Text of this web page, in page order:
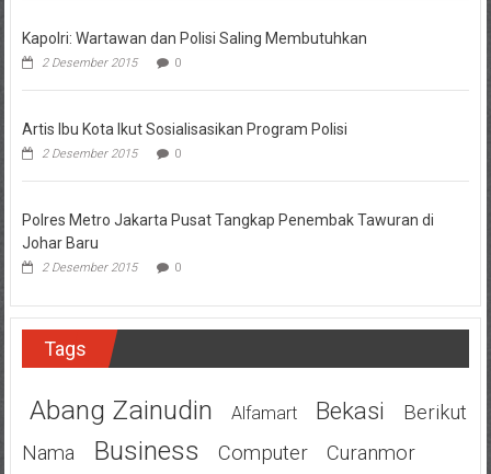
Kapolri: Wartawan dan Polisi Saling Membutuhkan
2 Desember 2015 0
Artis Ibu Kota Ikut Sosialisasikan Program Polisi
2 Desember 2015 0
Polres Metro Jakarta Pusat Tangkap Penembak Tawuran di
Johar Baru
2 Desember 2015 0
Tags
Abang Zainudin Alfamart Bekasi
Berikut
Nama
Business Computer Curanmor